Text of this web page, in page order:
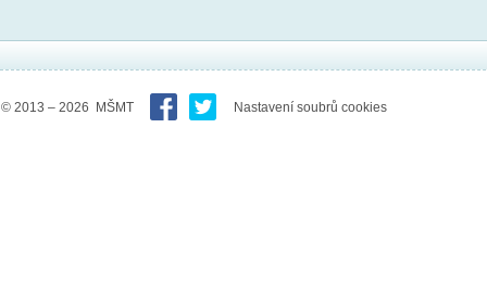
© 2013 – 2026 MŠMT Nastavení soubrů cookies